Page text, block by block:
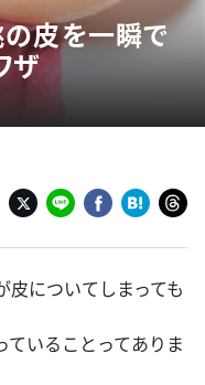
の皮を一瞬で
ザ
についてしまっても
いることってありま